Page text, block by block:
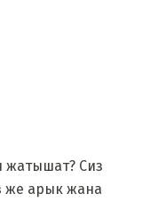
жатышат? Сиз
же арык жана